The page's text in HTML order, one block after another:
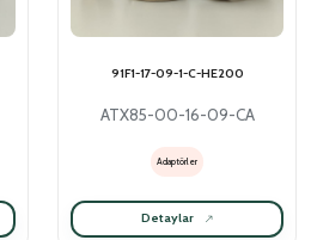
91F1-17-09-1-C-HE200
ATX85-00-16-09-CA
Adaptörler
Detaylar